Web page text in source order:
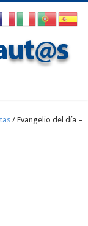
/ Evangelio del día –